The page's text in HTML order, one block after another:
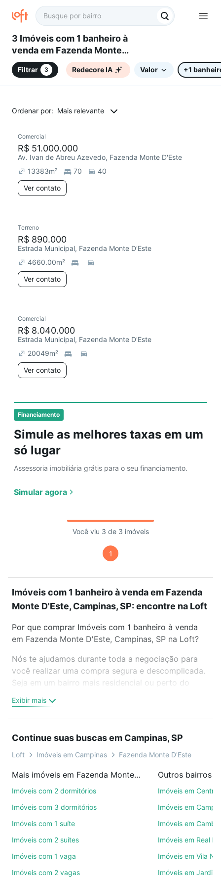
3 Imóveis com 1 banheiro à
venda em Fazenda Monte
D'Este, Campinas, SP
Filtrar 3 Redecore IA Valor +1
Ordenar por: Mais relevante
Financiamento
Simule as melhores taxas em um
só lugar
Assessoria imobiliária grátis para o seu financiamento.
Simular agora
Comercial
R$ 51.000.000
Av. Ivan de Abreu Azevedo, Fazenda Monte D'Este
13383m² 70
40
Ver contato
Chegou este mês
Terreno
R$ 890.000
Estrada Municipal, Fazenda Monte D'Este
4660.00m²
Ver contato
Chegou há 5 dias
Comercial
R$ 8.040.000
Estrada Municipal, Fazenda Monte D'Este
20049m²
Ver contato
Você viu 3 de 3 imóveis
1
Imóveis com 1 banheiro à venda em Fazenda
Monte D'Este, Campinas, SP: encontre na Loft
Por que comprar Imóveis com 1 banheiro à venda
em Fazenda Monte D'Este, Campinas, SP na Loft?
Nós te ajudamos durante toda a negociação para
você realizar uma compra segura e descomplicada.
Seja em um bairro mais residencial ou perto do
oferta ideal de Imóveis com 1 banheiro à venda em
Fazenda Monte D'Este, Campinas, SP para
ou por videochamada, é grátis, sem compromisso e
você ainda conta com mais de 46 mil corretores e
de imóveis.
ruas, bairros e até condomínios favoritos. Você
também pode usar os filtros como quantidade de
quartos, suítes, com ou sem vaga de garagem para
comodidades, como piscina, academia, salão de
Exibir mais
Continue suas buscas em Campinas, SP
Loft Imóveis em Campinas Fazenda Monte D'Este
Mais imóveis em Fazenda Monte D'Este
Imóveis com 2 dormitórios
Imóveis com 3 dormitórios
Imóveis com 1 suíte
Imóveis com 2 suítes
Imóveis com 1 vaga
Imóveis com 2 vagas
Outros bairros
Imóveis em Centro
Imóveis em
Imóveis em Cambuí
Imóveis em Real
Imóveis em Vila
Imóveis em Jardim